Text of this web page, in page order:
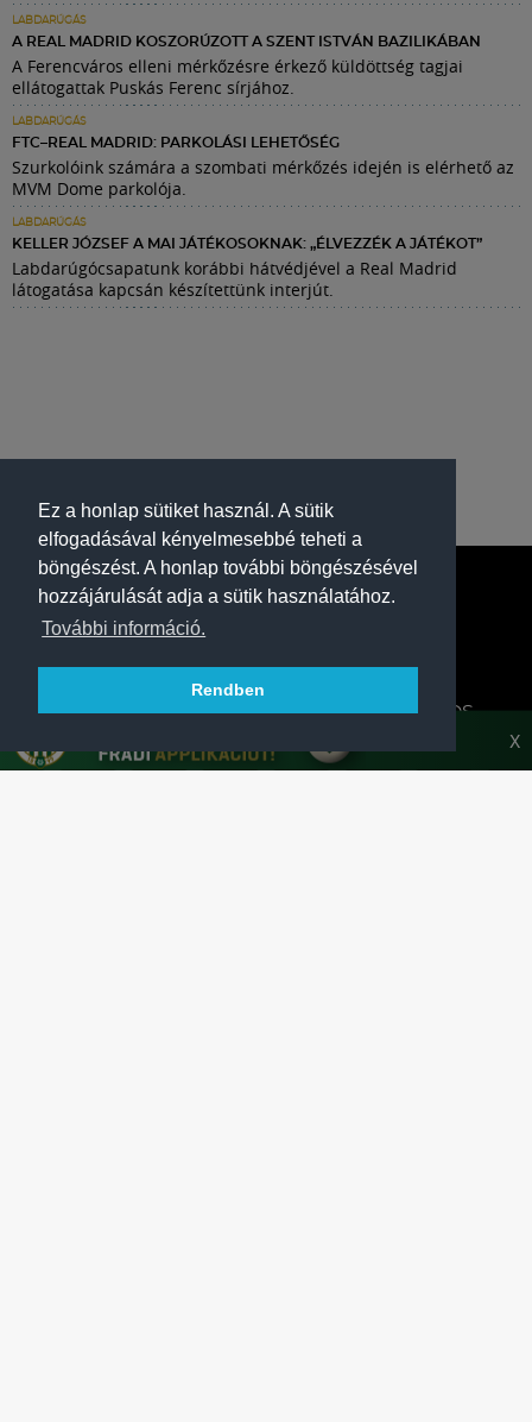
Ez a honlap sütiket használ. A sütik
elfogadásával kényelmesebbé teheti a
böngészést. A honlap további böngészésével
hozzájárulását adja a sütik használatához.
További információ.
Rendben
LABDARÚGÁS
A REAL MADRID KOSZORÚZOTT A SZENT ISTVÁN BAZILIKÁBAN
A Ferencváros elleni mérkőzésre érkező küldöttség tagjai
ellátogattak Puskás Ferenc sírjához.
LABDARÚGÁS
FTC–REAL MADRID: PARKOLÁSI LEHETŐSÉG
Szurkolóink számára a szombati mérkőzés idején is elérhető az
MVM Dome parkolója.
LABDARÚGÁS
KELLER JÓZSEF A MAI JÁTÉKOSOKNAK: „ÉLVEZZÉK A JÁTÉKOT”
Labdarúgócsapatunk korábbi hátvédjével a Real Madrid
látogatása kapcsán készítettünk interjút.
A FERENCVÁROSI TORNA CLUB HIVATALOS
X